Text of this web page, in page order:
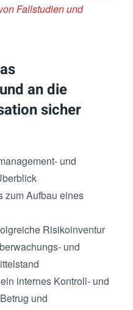
Fallstudien und
an die
sicher
und
zum Aufbau eines
Risikoinventur
und
internes Kontroll- und
und